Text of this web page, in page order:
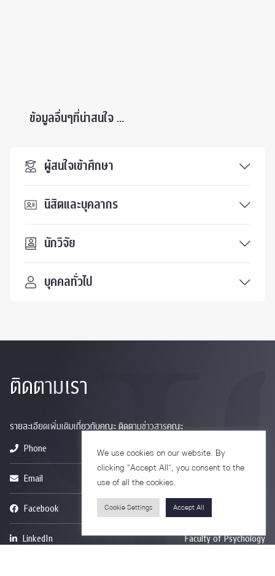
ข้อมูลอื่นๆที่น่าสนใจ ...
ผู้สนใจเข้าศึกษา
นิสิตและบุคลากร
นักวิจัย
บุคคลทั่วไป
ติดตามเรา
รายละเอียดเพิ่มเติมเกี่ยวกับคณะ ติดตามข่าวสารคณะ
Phone
0-2218-1185
Email
Facebook
LinkedIn Faculty of Psychology
We use cookies on our website. By
clicking “Accept All”, you consent to the
use of all the cookies.
Cookie Settings Accept All